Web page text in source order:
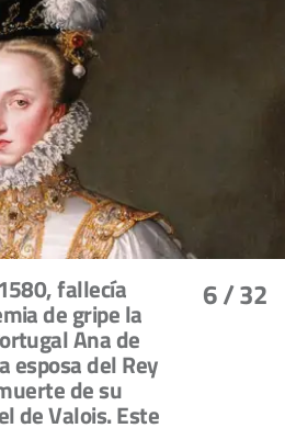
6/ 32
fallecía
de gripe la
Ana de
esposa del Rey
de su
de Valois. Este